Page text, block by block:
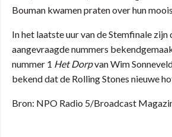
Bouman kwamen praten over hun
In het laatste uur van de Stemfinale zijn
aangevraagde nummers
nummer 1 Het Dorpvan Wim
bekend dat de Rolling Stones nieuwe
Bron: NPO Radio 5/Broadcast